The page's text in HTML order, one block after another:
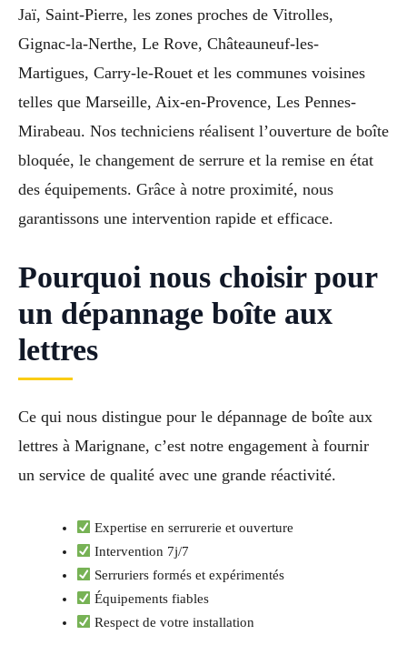
Jaï, Saint-Pierre, les zones proches de Vitrolles,
Gignac-la-Nerthe, Le Rove, Châteauneuf-les-
Martigues, Carry-le-Rouet et les communes voisines
telles que Marseille, Aix-en-Provence, Les Pennes-
Mirabeau. Nos techniciens réalisent l’ouverture de boîte
bloquée, le changement de serrure et la remise en état
des équipements. Grâce à notre proximité, nous
garantissons une intervention rapide et efficace.
Pourquoi nous choisir pour
un dépannage boîte aux
lettres
Ce qui nous distingue pour le dépannage de boîte aux
lettres à Marignane, c’est notre engagement à fournir
un service de qualité avec une grande réactivité.
Expertise en serrurerie et ouverture
Intervention 7j/7
Serruriers formés et expérimentés
Équipements fiables
Respect de votre installation